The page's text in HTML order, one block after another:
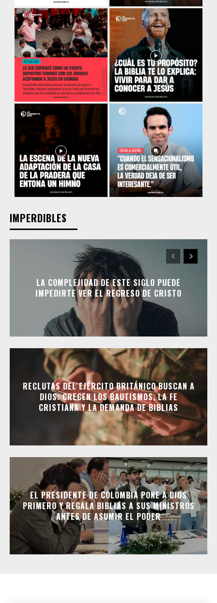
IMPERDIBLES
LA COMPLEJIDAD DE ESTE SIGLO PUEDE
IMPEDIRTE VER EL REGRESO DE CRISTO
RECLUTAS DEL EJÉRCITO BRITÁNICO BUSCAN A
DIOS: CRECEN LOS BAUTISMOS, LA FE
CRISTIANA Y LA DEMANDA DE BIBLIAS
EL PRESIDENTE DE COLOMBIA PONE A DIOS
PRIMERO Y REGALA BIBLIAS A SUS MINISTROS
ANTES DE ASUMIR EL PODER